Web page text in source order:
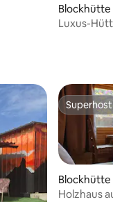
Blockhütte
Luxus-
Superhost
Superhost
Blockhütte
Holzhaus